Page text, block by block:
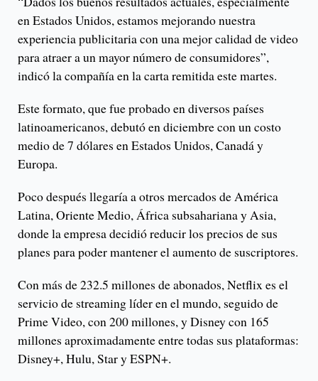
en Estados Unidos, estamos mejorando nuestra
experiencia publicitaria con una mejor calidad de video
para atraer a un mayor número de consumidores”,
indicó la compañía en la carta remitida este martes.
Este formato, que fue probado en diversos países
latinoamericanos, debutó en diciembre con un costo
medio de 7 dólares en Estados Unidos, Canadá y
Europa.
Poco después llegaría a otros mercados de América
Latina, Oriente Medio, África subsahariana y Asia,
donde la empresa decidió reducir los precios de sus
planes para poder mantener el aumento de suscriptores.
Con más de 232.5 millones de abonados, Netflix es el
servicio de streaming líder en el mundo, seguido de
Prime Video, con 200 millones, y Disney con 165
millones aproximadamente entre todas sus plataformas:
Disney+, Hulu, Star y ESPN+.